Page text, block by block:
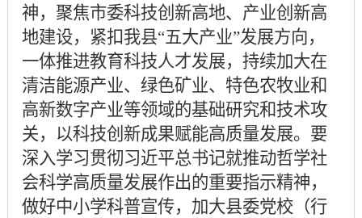
神，聚焦市委科技创新高地、产业创新高
地建设，紧扣我县“五大产业”发展方向，
一体推进教育科技人才发展，持续加大在
清洁能源产业、绿色矿业、特色农牧业和
高新数字产业等领域的基础研究和技术攻
关，以科技创新成果赋能高质量发展。要
深入学习贯彻习近平总书记就推动哲学社
会科学高质量发展作出的重要指示精神，
做好中小学科普宣传，加大县委党校（行